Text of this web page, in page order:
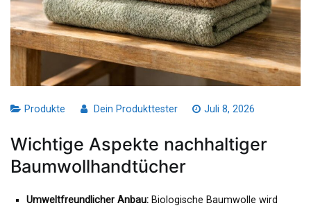
Produkte Dein Produkttester Juli 8, 2026
Wichtige Aspekte nachhaltiger
Baumwollhandtücher
Umweltfreundlicher Anbau: Biologische Baumwolle wird